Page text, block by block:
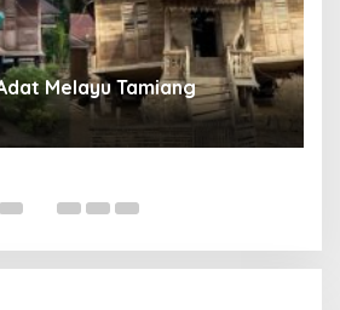
Melayu Tamiang